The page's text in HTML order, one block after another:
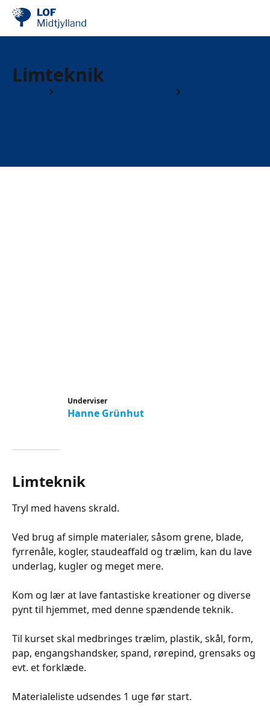
Limteknik
Underviser
Hanne Grünhut
Limteknik
Tryl med havens skrald.
Ved brug af simple materialer, såsom grene, blade,
fyrrenåle, kogler, staudeaffald og trælim, kan du lave
underlag, kugler og meget mere.
Kom og lær at lave fantastiske kreationer og diverse
pynt til hjemmet, med denne spændende teknik.
Til kurset skal medbringes trælim, plastik, skål, form,
pap, engangshandsker, spand, rørepind, grensaks og
evt. et forklæde.
Materialeliste udsendes 1 uge før start.